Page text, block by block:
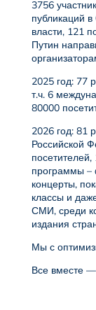
3756
публикаций
власти, 121
Путин
2025 год: 77
т.ч. 6
80000
2026 год: 81
Российской
программы
концерты,
классы и
СМИ, среди
издания
Мы с
Все вместе